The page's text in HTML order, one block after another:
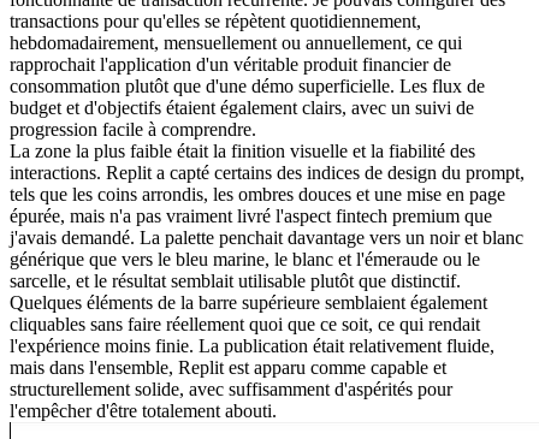
transactions pour qu'elles se répètent quotidiennement,
hebdomadairement, mensuellement ou annuellement, ce qui
rapprochait l'application d'un véritable produit financier de
consommation plutôt que d'une démo superficielle. Les flux de
budget et d'objectifs étaient également clairs, avec un suivi de
progression facile à comprendre.
La zone la plus faible était la finition visuelle et la fiabilité des
interactions. Replit a capté certains des indices de design du prompt,
tels que les coins arrondis, les ombres douces et une mise en page
épurée, mais n'a pas vraiment livré l'aspect fintech premium que
j'avais demandé. La palette penchait davantage vers un noir et blanc
générique que vers le bleu marine, le blanc et l'émeraude ou le
sarcelle, et le résultat semblait utilisable plutôt que distinctif.
Quelques éléments de la barre supérieure semblaient également
cliquables sans faire réellement quoi que ce soit, ce qui rendait
l'expérience moins finie. La publication était relativement fluide,
mais dans l'ensemble, Replit est apparu comme capable et
structurellement solide, avec suffisamment d'aspérités pour
l'empêcher d'être totalement abouti.